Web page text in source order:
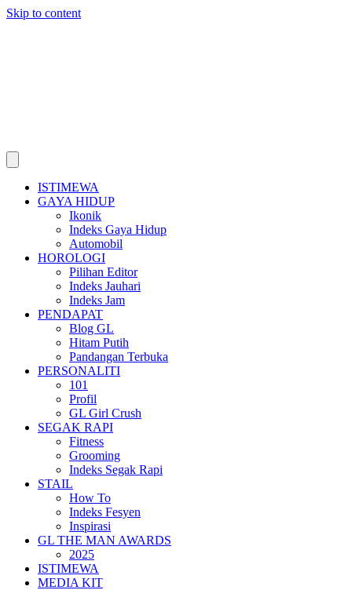
Skip to content
ISTIMEWA
GAYA HIDUP
Ikonik
Indeks Gaya Hidup
Automobil
HOROLOGI
Pilihan Editor
Indeks Jauhari
Indeks Jam
PENDAPAT
Blog GL
Hitam Putih
Pandangan Terbuka
PERSONALITI
101
Profil
GL Girl Crush
SEGAK RAPI
Fitness
Grooming
Indeks Segak Rapi
STAIL
How To
Indeks Fesyen
Inspirasi
GL THE MAN AWARDS
2025
ISTIMEWA
MEDIA KIT